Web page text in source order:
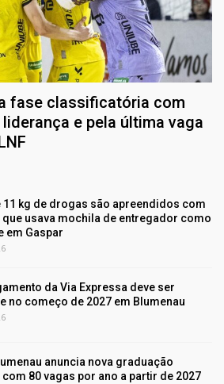
fase classificatória com
e pela última vaga
11 kg de drogas são apreendidos com
que usava mochila de entregador como
em Gaspar
da Via Expressa deve ser
no começo de 2027 em Blumenau
anuncia nova graduação
80 vagas por ano a partir de 2027